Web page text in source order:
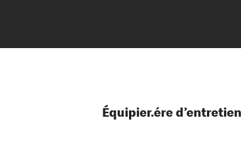
Équipier.ére d’entretien